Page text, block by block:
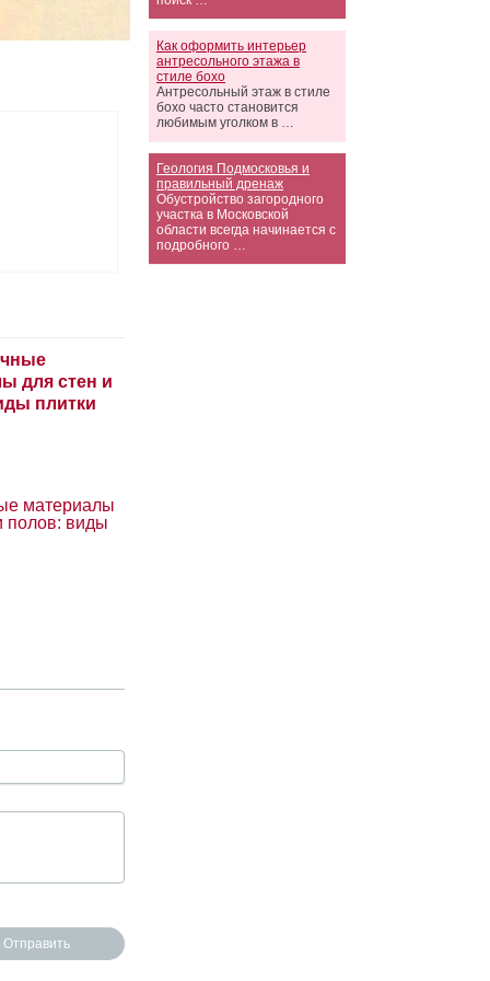
Как оформить интерьер
антресольного этажа в
стиле бохо
Антресольный этаж в стиле
бохо часто становится
любимым уголком в …
Геология Подмосковья и
правильный дренаж
Обустройство загородного
участка в Московской
области всегда начинается с
подробного …
материалы
полов: виды